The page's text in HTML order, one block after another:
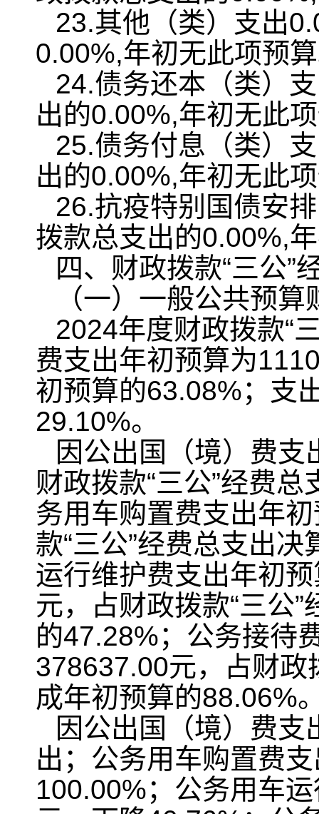
23.其他（类）支出
0.00%,年初无此项预
24.债务还本（类）
出的0.00%,年初无此
25.债务付息（类）
出的0.00%,年初无此
26.抗疫特别国债安
拨款总支出的0.00%,
四、财政拨款“三公”
（一）一般公共预
2024年度财政拨款“
费支出年初预算为
初预算的63.08%；支
29.10%。
因公出国（境）费
财政拨款“三公”经费
务用车购置费支出年
款“三公”经费总支出
运行维护费支出年初
元，占财政拨款“三公
的47.28%；公务接待
378637.00元，占财政
成年初预算的88.06%
因公出国（境）费
出；公务用车购置费
100.00%；公务用车